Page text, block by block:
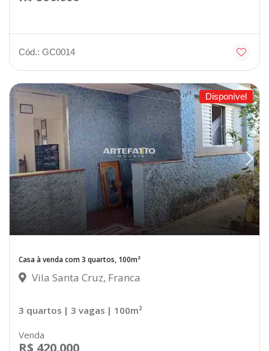
Cód.: GC0014
Disponível
Casa à venda com 3 quartos, 100m²
Vila Santa Cruz, Franca
3 quartos | 3 vagas | 100m²
Venda